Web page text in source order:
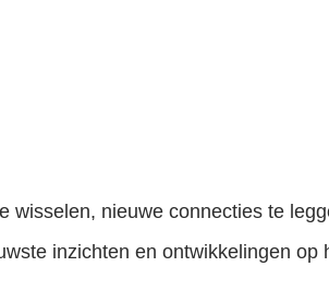
nieuwe connecties te
inzichten en ontwikkelingen